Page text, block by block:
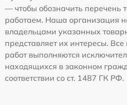
— чтобы обозначить перечень
работаем. Наша организация
владельцами указанных
представляет их интересы.
работ выполняются
находящихся в законном
соответствии со ст. 1487 ГК РФ.